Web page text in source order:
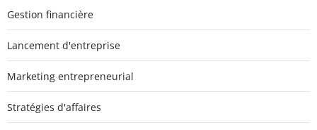
Gestion financière
Lancement d'entreprise
Marketing entrepreneurial
Stratégies d'affaires